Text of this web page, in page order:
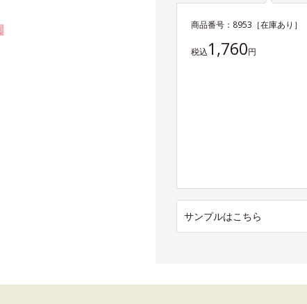
商品番号： 8953 ［在庫あり］
税込1,760円
サンプルはこちら